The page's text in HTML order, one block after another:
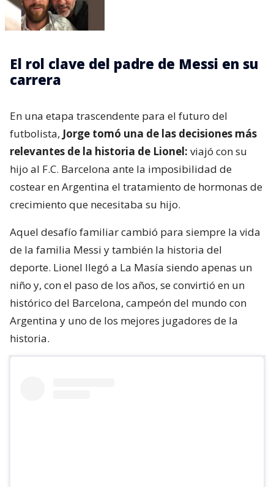
El rol clave del padre de Messi en su
carrera
En una etapa trascendente para el futuro del
futbolista, Jorge tomó una de las decisiones más
relevantes de la historia de Lionel: viajó con su
hijo al F.C. Barcelona ante la imposibilidad de
costear en Argentina el tratamiento de hormonas de
crecimiento que necesitaba su hijo.
Aquel desafío familiar cambió para siempre la vida
de la familia Messi y también la historia del
deporte. Lionel llegó a La Masía siendo apenas un
niño y, con el paso de los años, se convirtió en un
histórico del Barcelona, campeón del mundo con
Argentina y uno de los mejores jugadores de la
historia.